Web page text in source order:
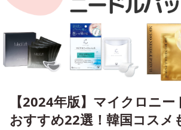
【2024年版】マイクロニ
おすすめ22選！韓国コスメ